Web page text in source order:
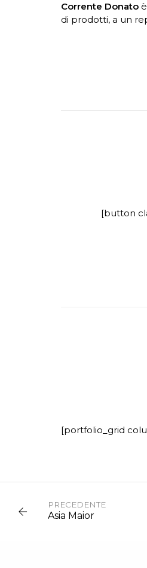
Corrente Donato
di prodotti, a un
[button
[portfolio_grid
PRECEDENTE
Asia Maior